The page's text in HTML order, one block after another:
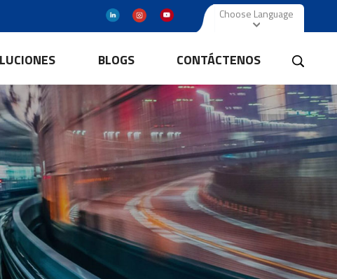
Choose Language
BLOGS CONTÁCTENOS